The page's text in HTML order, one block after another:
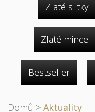
Zlaté slitky
Zlaté mince
Bestseller
Domů > Aktuality